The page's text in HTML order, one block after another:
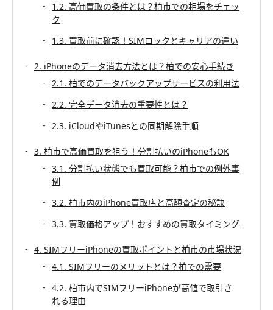
1.2. 高価買取の条件とは？柏市での相場をチェッ
ク
1.3. 買取前に確認！SIMロックとキャリアの違い
2. iPhoneのデータ消去方法とは？柏での安心手続き
2.1. 柏でのデータバックアップサービスの利用法
2.2. 完全データ消去の重要性とは？
2.3. iCloudやiTunesとの同期解除手順
3. 柏市で高価買取を狙う！分割払いのiPhoneもOK
3.1. 分割払い状態でも買取可能？柏市での例外事
例
3.2. 柏市内のiPhone買取店と高額査定の秘訣
3.3. 買取価格アップ！おすすめの買取タイミング
4. SIMフリーiPhoneの買取ポイントと柏市の市場状況
4.1. SIMフリーのメリットとは？柏での需要
4.2. 柏市内でSIMフリーiPhoneが高値で取引さ
れる理由